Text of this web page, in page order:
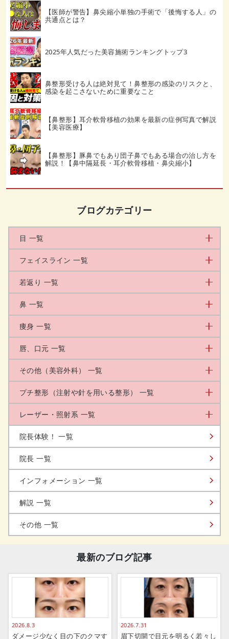
【医師が警告】鼻尖縮小単独の手術で「後悔する人」の
共通点とは？
2025年人気だった美容施術ランキングトップ3
鼻整形受ける人は絶対見て！鼻整形の感染のリスクと、
感染を起こさないために重要なこと
【鼻整形】耳介軟骨移植の効果を最新の症例写真で解説
【美容医療】
【鼻整形】豚鼻でもあり団子鼻でもある場合の治し方を
解説！【鼻中隔延長・耳介軟骨移植・鼻尖縮小】
ブログカテゴリー
目 一覧
フェイスライン 一覧
若返り 一覧
鼻 一覧
痩身 一覧
唇、口元 一覧
その他（美容外科） 一覧
プチ整形（注射や針を用いる整形） 一覧
レーザー・照射系 一覧
院長体験！ 一覧
院長 一覧
インフォメーション 一覧
解説 一覧
その他 一覧
最新のブログ記事
2026.8.3
ダメージ少なく目の下のクマす
2026.7.31
眉下切開で目元を明るく若々し